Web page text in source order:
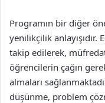
Programın bir diğer
yenilikçilik
takip edilerek,
öğrencilerin çağın
almaları
düşünme, problem